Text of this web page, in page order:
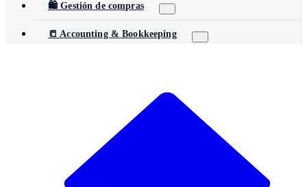
🛍️ Gestión de compras
📒 Accounting & Bookkeeping